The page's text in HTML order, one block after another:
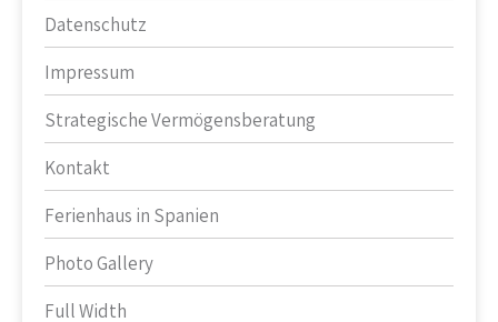
Datenschutz
Impressum
Strategische Vermögensberatung
Kontakt
Ferienhaus in Spanien
Photo Gallery
Full Width